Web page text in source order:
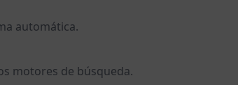
automática.
motores de búsqueda.